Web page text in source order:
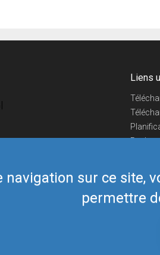
navigation sur ce site,
permettre
Liens